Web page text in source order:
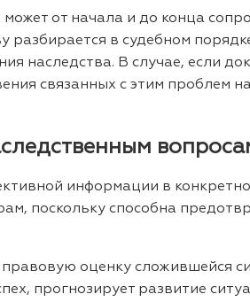
от начала и до конца
разбирается в судебном
наследства. В случае, если
связанных с этим проблем
информации в
поскольку способна
оценку сложившейся
прогнозирует развитие